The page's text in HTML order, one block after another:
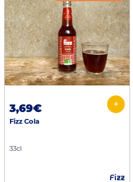
3,69€ +
Fizz Cola
33cl
Fizz